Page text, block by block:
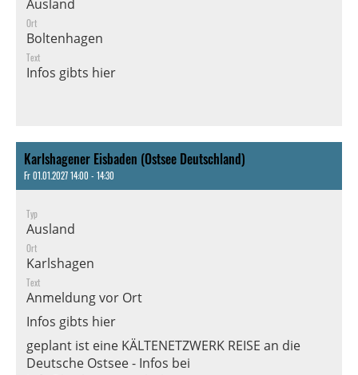
Ausland
Ort
Boltenhagen
Text
Infos gibts hier
Karlshagener Eisbaden (Ostsee Deutschland)
Fr 01.01.2027 14:00 - 14:30
Typ
Ausland
Ort
Karlshagen
Text
Anmeldung vor Ort
Infos gibts hier
geplant ist eine KÄLTENETZWERK REISE an die
Deutsche Ostsee - Infos bei